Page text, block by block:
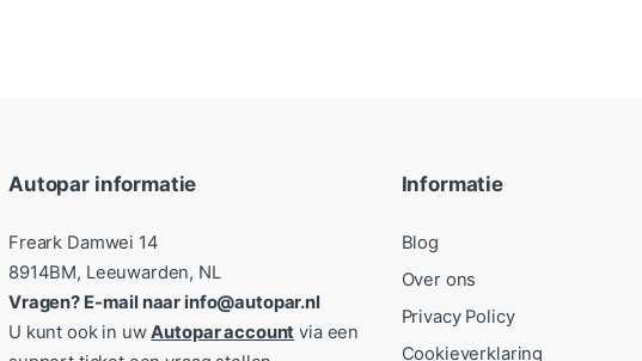
Autopar informatie
Freark Damwei 14
8914BM, Leeuwarden, NL
Vragen? E-mail naar info@autopar.nl
U kunt ook in uwAutopar account via een
Informatie
Blog
Over ons
Privacy Policy
Cookieverklaring